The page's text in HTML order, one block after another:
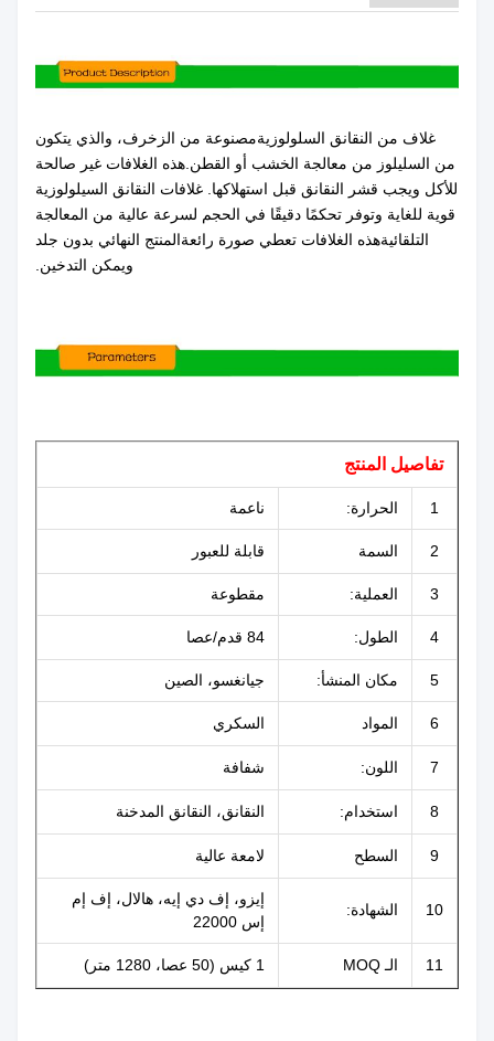
غلاف من النقانق السلولوزيةمصنوعة من الزخرف، والذي يتكون
من السليلوز من معالجة الخشب أو القطن.هذه الغلافات غير صالحة
للأكل ويجب قشر النقانق قبل استهلاكها. غلافات النقانق السيلولوزية
قوية للغاية وتوفر تحكمًا دقيقًا في الحجم لسرعة عالية من المعالجة
التلقائيةهذه الغلافات تعطي صورة رائعةالمنتج النهائي بدون جلد
ويمكن التدخين.
تفاصيل المنتج
1 الحرارة: ناعمة
2 السمة قابلة للعبور
3 العملية: مقطوعة
4 الطول: 84 قدم/عصا
5 مكان المنشأ: جيانغسو، الصين
6 المواد السكري
7 اللون: شفافة
8 استخدام: النقانق، النقانق المدخنة
9 السطح لامعة عالية
10 الشهادة:
إيزو، إف دي إيه، هالال، إف إم
إس 22000
11 الـ MOQ 1 كيس (50 عصا، 1280 متر)